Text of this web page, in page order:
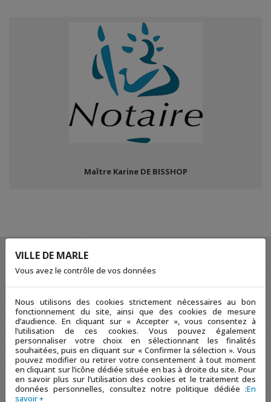
VILLE DE MARLE
Vous avez le contrôle de vos données
Nous utilisons des cookies strictement nécessaires au bon
fonctionnement du site, ainsi que des cookies de mesure
d’audience. En cliquant sur « Accepter », vous consentez à
l’utilisation de ces cookies. Vous pouvez également
personnaliser votre choix en sélectionnant les finalités
souhaitées, puis en cliquant sur « Confirmer la sélection ». Vous
pouvez modifier ou retirer votre consentement à tout moment
en cliquant sur l’icône dédiée située en bas à droite du site. Pour
en savoir plus sur l’utilisation des cookies et le traitement des
données personnelles, consultez notre politique dédiée :En
savoir +
Maître Karine DE BISSHOP